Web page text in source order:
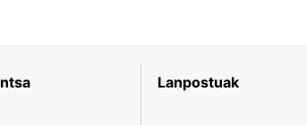
Lanpostuak